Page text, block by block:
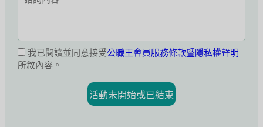
我已閱讀並同意接受公職王會員服務條款暨隱私權聲明
所敘內容。
活動未開始或已結束